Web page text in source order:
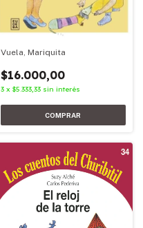
Vuela, Mariquita
$16.000,00
3 x $5.333,33 sin interés